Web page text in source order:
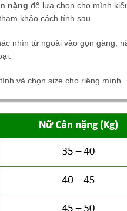
nặng để lựa chọn cho mình
khảo cách tính sau.
nhìn từ ngoài vào gọn gàng,
và chọn size cho riêng mình.